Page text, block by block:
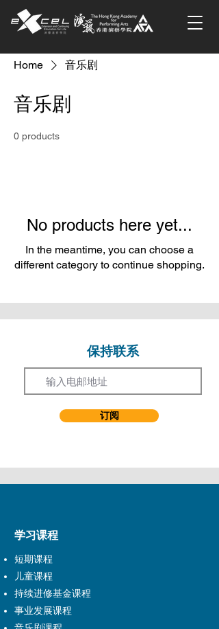
Home 音乐剧
音乐剧
0 products
No products here yet...
In the meantime, you can choose a
different category to continue shopping.
保持联系
订阅
学习课程
短期课程
儿童课程
持续进修基金课程
事业发展课程